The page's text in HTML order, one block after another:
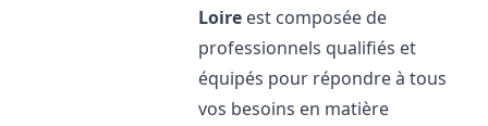
Loire est composée de
professionnels qualifiés et
équipés pour répondre à tous
vos besoins en matière